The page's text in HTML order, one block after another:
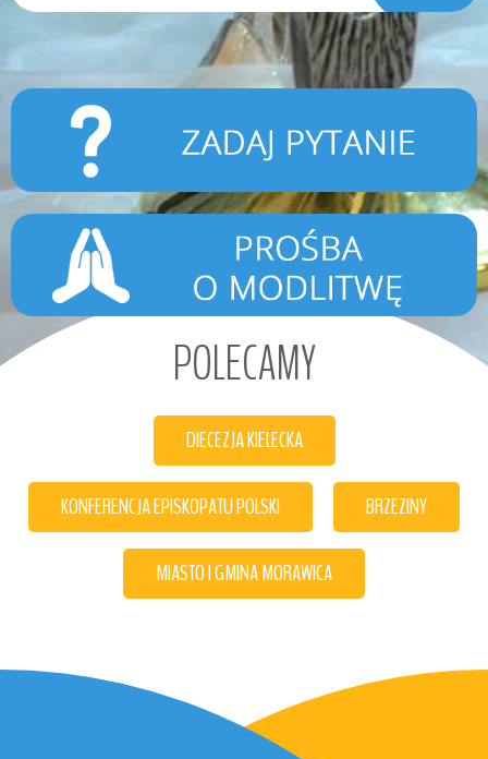
POLECAMY
DIECEZJA KIELECKA
KONFERENCJA EPISKOPATU POLSKI BRZEZINY
MIASTO I GMINA MORAWICA